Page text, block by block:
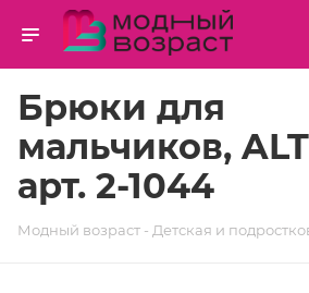
Брюки для
мальчиков,
арт. 2-1044
Модный возраст - Детская и